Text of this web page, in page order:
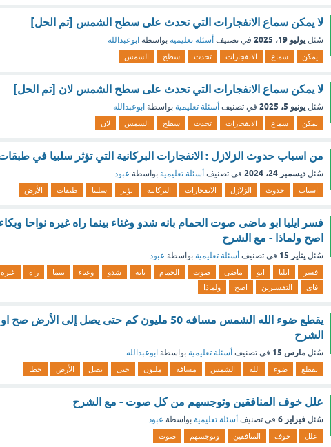
لا يمكن سماع الانفجارات التي تحدث على سطح الشمس [تم الحل]
سُئل يوليو 19، 2025 في تصنيف أسئلة تعليمية بواسطة ابوعبدالله
يمكن سماع الانفجارات تحدث سطح الشمس
لا يمكن سماع الانفجارات التي تحدث على سطح الشمس لان [تم الحل]
سُئل يونيو 5، 2025 في تصنيف أسئلة تعليمية بواسطة ابوعبدالله
يمكن سماع الانفجارات تحدث سطح الشمس لان
من اسباب حدوث الزلازل : الانفجارات البركانية التي تؤثر سلبيا في
سُئل ديسمبر 24، 2024 في تصنيف أسئلة تعليمية بواسطة عبود
اسباب حدوث الزلازل الانفجارات البركانية تؤثر سلبيا طبقات الأرض
فسر ايليا ابو ماضى صوت الحمام بانه شدو وغناء بينما راه غيره نواحا
اصح ولماذا - مع الشرح
سُئل يناير 15 في تصنيف أسئلة تعليمية بواسطة عبود
فسر ايليا ابو ماضى صوت الحمام بانه شدو وغناء بينما راه غيره
فاى
التفسيرين اصح ولماذا
يقطع ضوء الله الشمس مسافه 50 مليون كم حتى يصل إلى
الشرح
سُئل مارس 15 في تصنيف أسئلة تعليمية بواسطة ابوعبدالله
يقطع ضوء الله الشمس مسافه مليون حتى يصل الأرض خطا
علل خوف المنافقين وتوجسهم من كل صوت - مع الشرح
سُئل فبراير 6 في تصنيف أسئلة تعليمية بواسطة عبود
علل خوف المنافقين وتوجسهم صوت